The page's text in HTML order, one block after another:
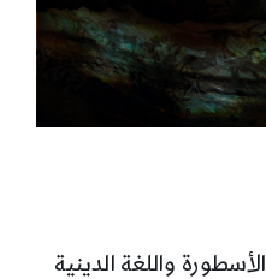
الأسطورة واللغة الدينية